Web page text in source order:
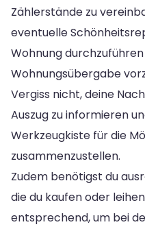
Zählerstände zu
eventuelle
Wohnung
Wohnungsübergabe
Vergiss nicht, deine
Auszug zu informieren
Werkzeugkiste für die
zusammenzustellen.
Zudem benötigst du
die du kaufen oder
entsprechend, um bei